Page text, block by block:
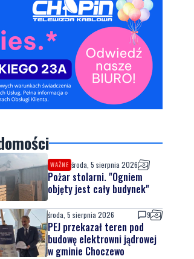
WAŻNE środa, 5 sierpnia 2026
Pożar stolarni. "Ogniem
objęty jest cały budynek"
środa, 5 sierpnia 2026 9
PEJ przekazał teren pod
budowę elektrowni jądrowej
w gminie Choczewo